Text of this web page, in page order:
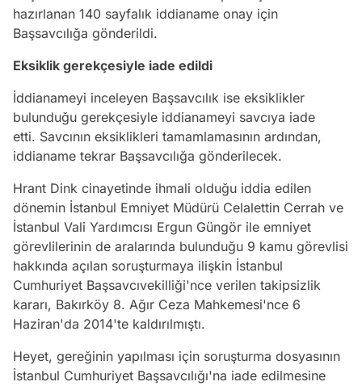
hazırlanan 140 sayfalık iddianame onay için
Başsavcılığa gönderildi.
Eksiklik gerekçesiyle iade edildi
İddianameyi inceleyen Başsavcılık ise eksiklikler
bulunduğu gerekçesiyle iddianameyi savcıya iade
etti. Savcının eksiklikleri tamamlamasının ardından,
iddianame tekrar Başsavcılığa gönderilecek.
Hrant Dink cinayetinde ihmali olduğu iddia edilen
dönemin İstanbul Emniyet Müdürü Celalettin Cerrah ve
İstanbul Vali Yardımcısı Ergun Güngör ile emniyet
görevlilerinin de aralarında bulunduğu 9 kamu görevlisi
hakkında açılan soruşturmaya ilişkin İstanbul
Cumhuriyet Başsavcıvekilliği'nce verilen takipsizlik
kararı, Bakırköy 8. Ağır Ceza Mahkemesi'nce 6
Haziran'da 2014'te kaldırılmıştı.
Heyet, gereğinin yapılması için soruşturma dosyasının
İstanbul Cumhuriyet Başsavcılığı'na iade edilmesine